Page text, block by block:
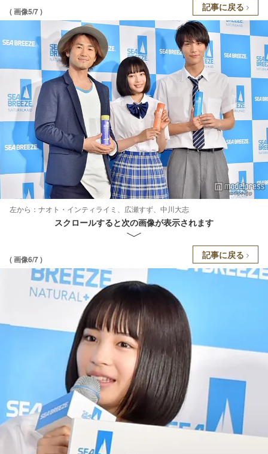
( 画像5/7 ) 記事に戻る
左から：ナオト・インティライミ、広瀬すず、中川大志
スクロールすると次の画像が表示されます
( 画像6/7 ) 記事に戻る